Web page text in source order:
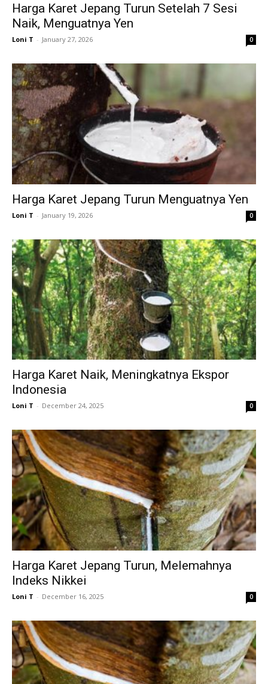
Harga Karet Jepang Turun Setelah 7 Sesi
Naik, Menguatnya Yen
Loni T - January 27, 2026 0
Harga Karet Jepang Turun Menguatnya Yen
Loni T - January 19, 2026 0
Harga Karet Naik, Meningkatnya Ekspor
Indonesia
Loni T - December 24, 2025 0
Harga Karet Jepang Turun, Melemahnya
Indeks Nikkei
Loni T - December 16, 2025 0